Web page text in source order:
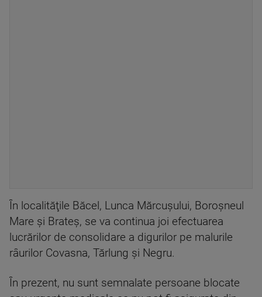
În localităţile Băcel, Lunca Mărcuşului, Boroşneul
Mare şi Brateş, se va continua joi efectuarea
lucrărilor de consolidare a digurilor pe malurile
râurilor Covasna, Tărlung şi Negru.
În prezent, nu sunt semnalate persoane blocate